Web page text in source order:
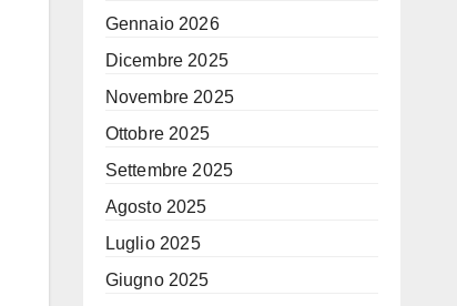
Gennaio 2026
Dicembre 2025
Novembre 2025
Ottobre 2025
Settembre 2025
Agosto 2025
Luglio 2025
Giugno 2025